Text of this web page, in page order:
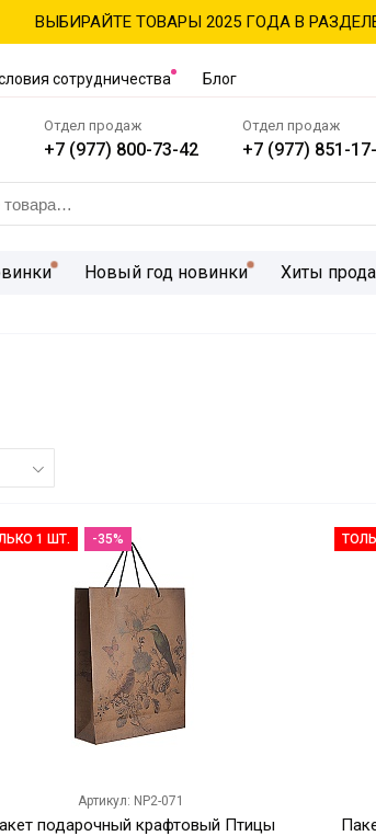
ВЫБИРАЙТЕ ТОВАРЫ 2025 ГОДА В
сотрудничества Блог
Отдел продаж
+7 (977) 800-73-42
Отдел продаж
+7 (977) 851-
Новый год новинки Хиты
1 ШТ. -35%
Артикул: NP2-071
подарочный крафтовый Птицы